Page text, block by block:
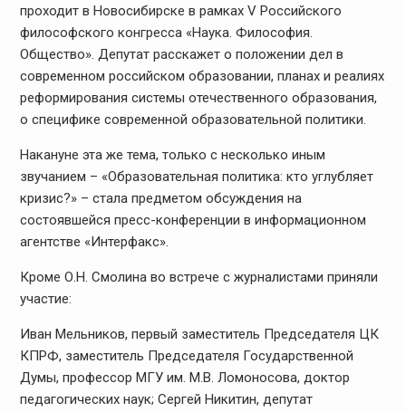
проходит в Новосибирске в рамках V Российского
философского конгресса «Наука. Философия.
Общество». Депутат расскажет о положении дел в
современном российском образовании, планах и реалиях
реформирования системы отечественного образования,
о специфике современной образовательной политики.
Накануне эта же тема, только с несколько иным
звучанием – «Образовательная политика: кто углубляет
кризис?» – стала предметом обсуждения на
состоявшейся пресс-конференции в информационном
агентстве «Интерфакс».
Кроме О.Н. Смолина во встрече с журналистами приняли
участие:
Иван Мельников, первый заместитель Председателя ЦК
КПРФ, заместитель Председателя Государственной
Думы, профессор МГУ им. М.В. Ломоносова, доктор
педагогических наук; Сергей Никитин, депутат